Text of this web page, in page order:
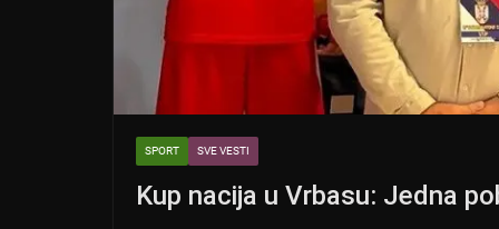
SPORT SVE VESTI
Kup nacija u Vrbasu: Jedna